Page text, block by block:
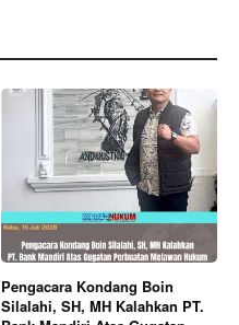
Pengacara Kondang Boin
Silalahi, SH, MH Kalahkan PT.